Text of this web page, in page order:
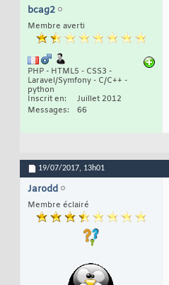
bcag2
Membre averti
PHP - HTML5 - CSS3 -
Laravel/Symfony - C/C++ -
python
Inscrit en
Juillet 2012
Messages
66
19/07/2017, 13h01
Jarodd
Membre éclairé